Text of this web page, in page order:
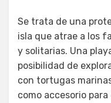
Se trata de una
isla que atrae a los
y solitarias. Una
posibilidad de
con tortugas
como accesorio